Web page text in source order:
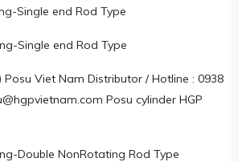
Single end Rod Type
Single end Rod Type
Viet Nam Distributor / Hotline : 0938
Posu cylinder HGP
Double NonRotating Rod Type